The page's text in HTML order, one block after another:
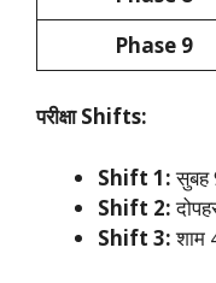
Phase 9
परीक्षा Shifts:
Shift 1:सुबह
Shift 2:
Shift 3:शाम